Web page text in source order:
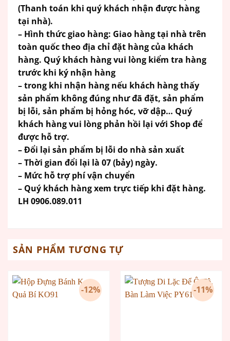
(Thanh toán khi quý khách nhận được hàng
tại nhà).
– Hình thức giao hàng: Giao hàng tại nhà trên
toàn quốc theo địa chỉ đặt hàng của khách
hàng. Quý khách hàng vui lòng kiểm tra hàng
trước khi ký nhận hàng
– trong khi nhận hàng nếu khách hàng thấy
sản phẩm không đúng như đã đặt, sản phẩm
bị lỗi, sản phẩm bị hỏng hóc, vỡ dập… Quý
khách hàng vui lòng phản hồi lại với Shop để
được hỗ trợ.
– Đổi lại sản phẩm bị lỗi do nhà sản xuất
– Thời gian đổi lại là 07 (bảy) ngày.
– Mức hỗ trợ phí vận chuyển
– Quý khách hàng xem trực tiếp khi đặt hàng.
LH 0906.089.011
SẢN PHẨM TƯƠNG TỰ
-12% -11%